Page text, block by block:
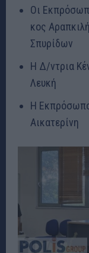
Οι
κος
Σπυρίδων
Η Δ/ντρια
Λευκή
Η
Αικατερίνη